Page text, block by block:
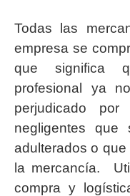
Todas las
empresa se
que significa
profesional ya
perjudicado por
negligentes que
adulterados o
la mercancía.
compra y